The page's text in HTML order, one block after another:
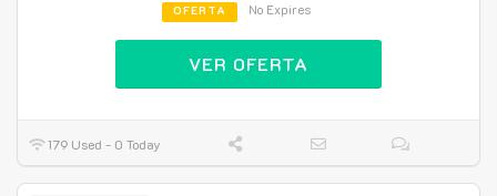
OFERTA No Expires
VER OFERTA
179 Used - 0 Today